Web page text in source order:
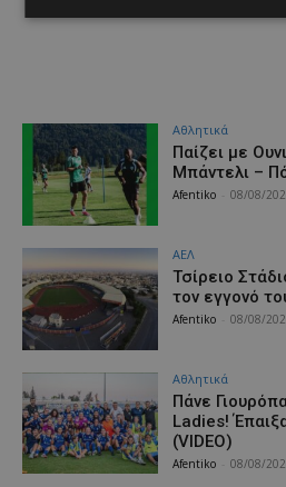
Αθλητικά
Παίζει με
Μπάντελι –
Afentiko 08/08/
ΑΕΛ
Τσίρειο
τον εγγονό
Afentiko 08/08/
Αθλητικά
Πάνε
Ladies!
(VIDEO)
Afentiko 08/08/